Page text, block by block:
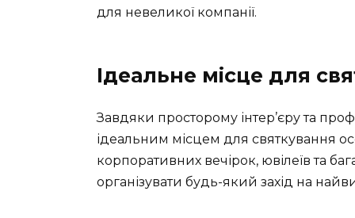
для невеликої компанії.
Ідеальне місце для
Завдяки просторому інтер’єру та
ідеальним місцем для святкування
корпоративних вечірок, ювілеїв та
організувати будь-який захід на